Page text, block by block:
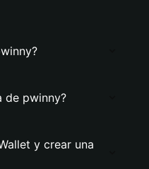
de pwinny?
y crear una